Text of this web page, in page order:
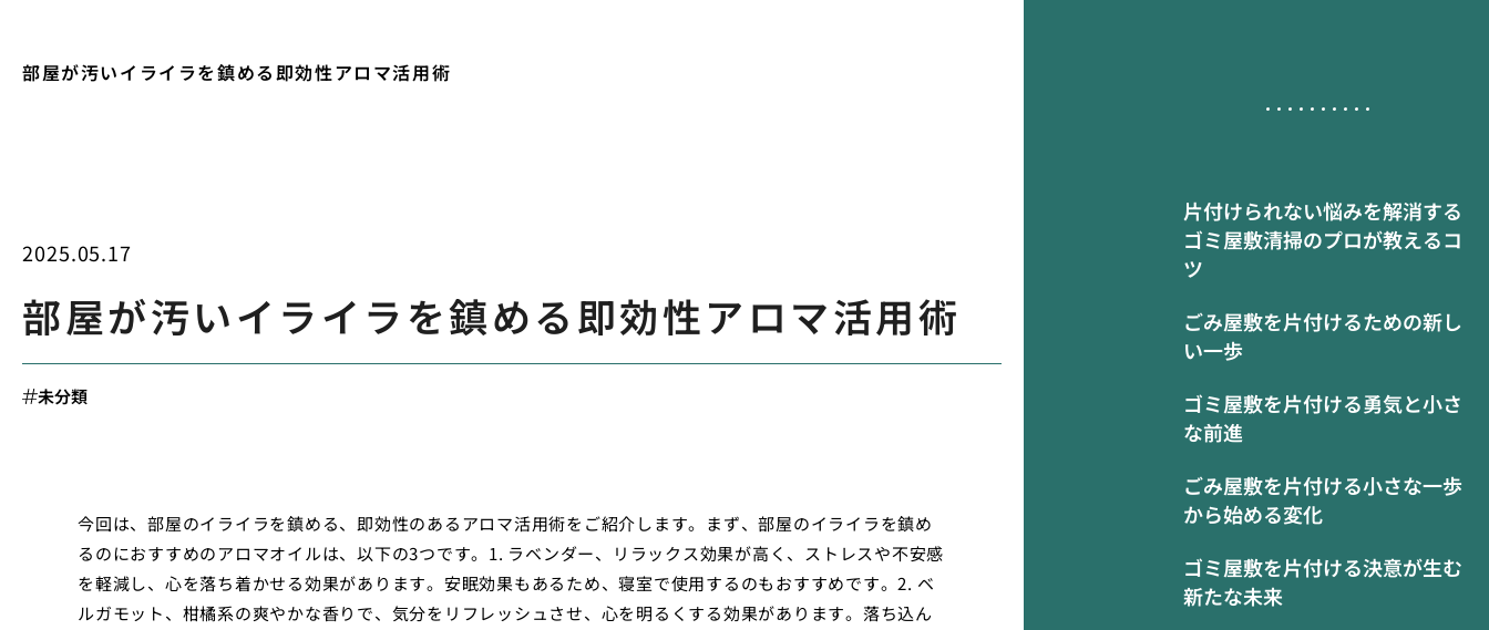
部屋が汚いイライラを鎮める即効性アロマ活用術
片付けられない悩みを解消する
ゴミ屋敷清掃のプロが教えるコ
ツ
ごみ屋敷を片付けるための新し
い一歩
ゴミ屋敷を片付ける勇気と小さ
な前進
ごみ屋敷を片付ける小さな一歩
から始める変化
ゴミ屋敷を片付ける決意が生む
新たな未来
2025.05.17
部屋が汚いイライラを鎮める即効性アロマ活用術
未分類
今回は、部屋のイライラを鎮める、即効性のあるアロマ活用術をご紹介します。まず、部屋のイライラを鎮め
るのにおすすめのアロマオイルは、以下の3つです。1. ラベンダー、リラックス効果が高く、ストレスや不安感
を軽減し、心を落ち着かせる効果があります。安眠効果もあるため、寝室で使用するのもおすすめです。2. ベ
ルガモット、柑橘系の爽やかな香りで、気分をリフレッシュさせ、心を明るくする効果があります。落ち込ん